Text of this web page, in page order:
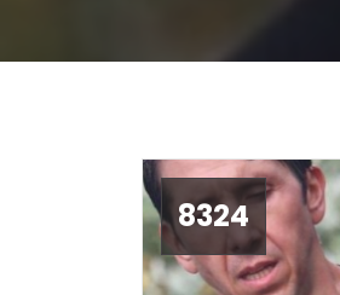
8324